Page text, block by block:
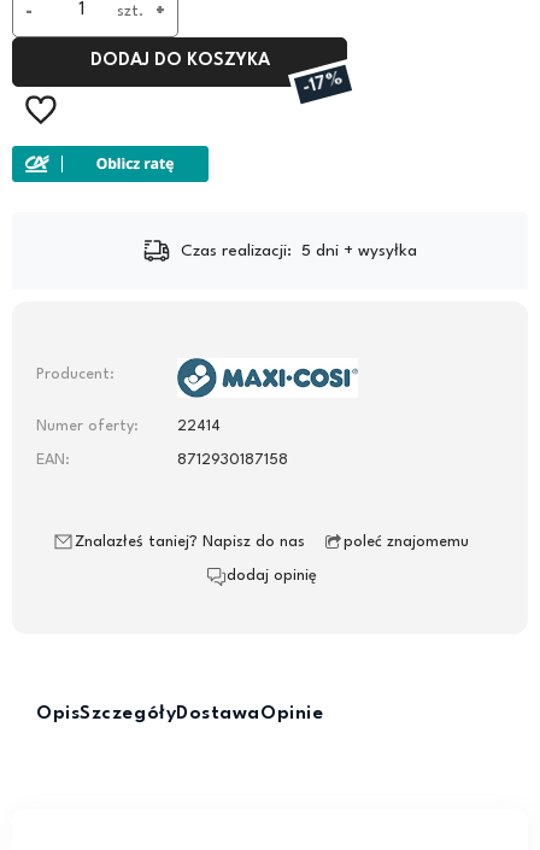
szt. +
-
DODAJ DO KOSZYKA
-17%
Dostawa: Darmowa
Producent:
Numer oferty: 22414
EAN: 8712930187158
Znalazłeś taniej? Napisz do nas poleć znajomemu
dodaj opinię
OpisSzczegółyDostawaOpinie